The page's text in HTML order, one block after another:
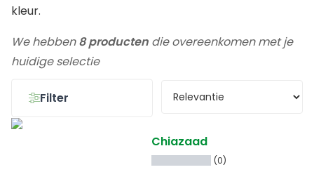
kleur.
We hebben8 producten die overeenkomen met je
huidige selectie
Filter
Chiazaad
(0)